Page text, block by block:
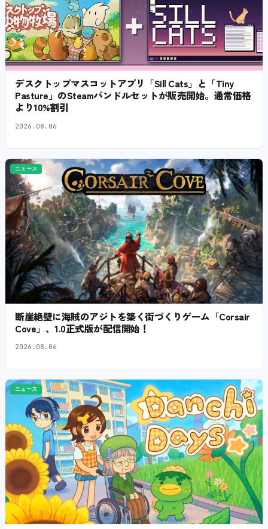
デスクトップマスコットアプリ「Sill Cats」と「Tiny
Pasture」のSteamバンドルセットが販売開始。通常価格
より10%割引
2026.08.06
ニュース
断崖絶壁に海賊のアジトを築く街づくりゲーム「Corsair
Cove」、1.0正式版が配信開始！
2026.08.06
ニュース